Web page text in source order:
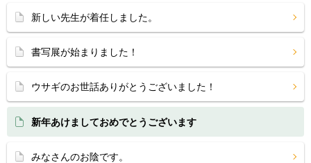
新しい先生が着任しました。
書写展が始まりました！
ウサギのお世話ありがとうございました！
新年あけましておめでとうございます
みなさんのお陰です。